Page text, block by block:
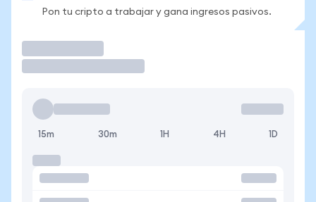
Pon tu cripto a trabajar y gana ingresos pasivos.
15m 30m 1H 4H 1D